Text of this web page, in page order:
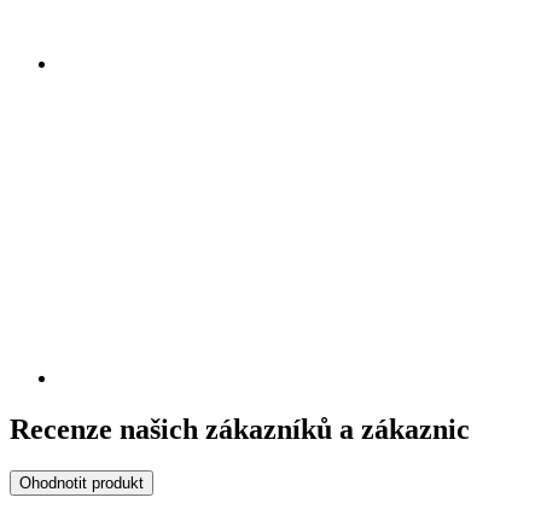
Recenze našich zákazníků a zákaznic
Ohodnotit produkt